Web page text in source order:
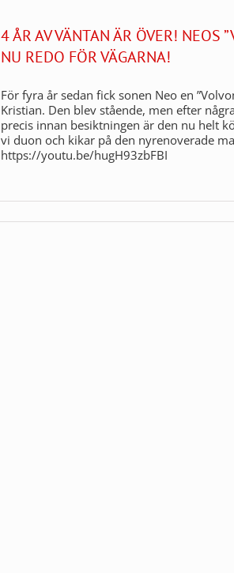
4 ÅR AV VÄNTAN ÄR ÖVER! NEOS
NU REDO FÖR VÄGARNA!
För fyra år sedan fick sonen Neo en
Kristian. Den blev stående, men efter
precis innan besiktningen är den nu helt
vi duon och kikar på den nyrenoverade
https://youtu.be/hugH93zbFBI